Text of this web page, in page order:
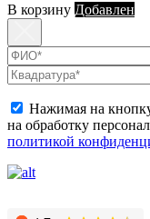
В корзину Добавлен
Нажимая на
на обработку
политикой